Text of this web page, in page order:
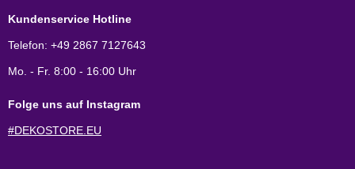
Kundenservice Hotline
Telefon: +49 2867 7127643
Mo. - Fr. 8:00 - 16:00 Uhr
Folge uns auf Instagram
#DEKOSTORE.EU